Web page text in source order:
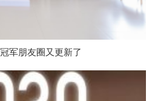
军朋友圈又更新了